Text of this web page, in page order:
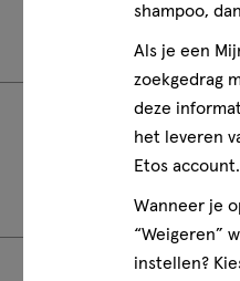
shampoo,
Als je een
zoekgedrag
deze
het leveren
Etos account.
Wanneer je
“Weigeren”
instellen?